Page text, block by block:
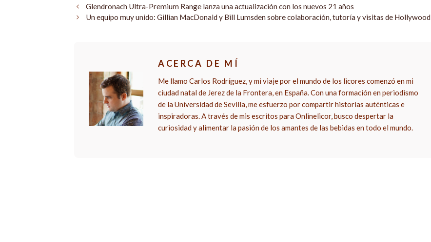
Glendronach Ultra-Premium Range lanza una actualización con los nuevos 21 años
Un equipo muy unido: Gillian MacDonald y Bill Lumsden sobre colaboración, tutoría y visitas de Hollywood
ACERCA DE MÍ
Me llamo Carlos Rodríguez, y mi viaje por el mundo de los licores comenzó en mi
ciudad natal de Jerez de la Frontera, en España. Con una formación en periodismo
de la Universidad de Sevilla, me esfuerzo por compartir historias auténticas e
inspiradoras. A través de mis escritos para Onlinelicor, busco despertar la
curiosidad y alimentar la pasión de los amantes de las bebidas en todo el mundo.